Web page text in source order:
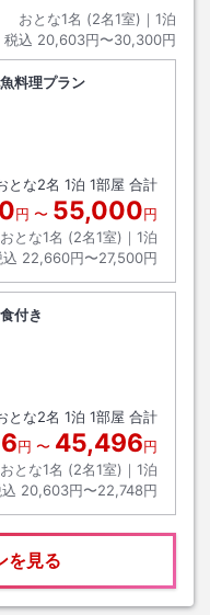
おとな1名 (2名1室)｜ 1泊
税込 20,603円〜30,300円
料理プラン
とな2名 1泊 1部屋 合計
円 〜 55,000円
おとな1名 (2名1室)｜ 1泊
22,660円〜27,500円
付き
とな2名 1泊 1部屋 合計
円 〜 45,496円
おとな1名 (2名1室)｜ 1泊
20,603円〜22,748円
を見る